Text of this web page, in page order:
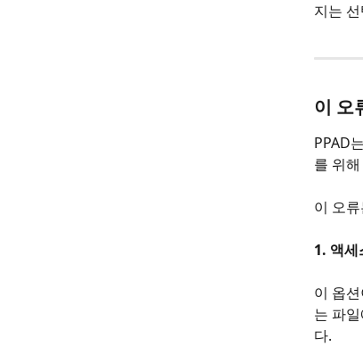
지는
이 오
PPAD
를 위
이 오
1. 액세
이 옵
는 파
다.